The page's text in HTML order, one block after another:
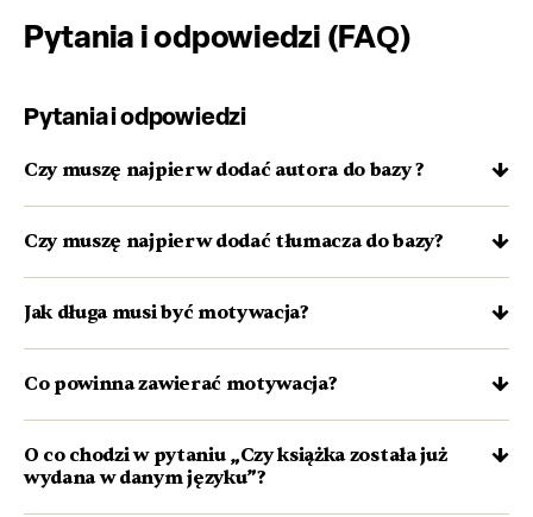
Pytania i odpowiedzi (FAQ)
Pytania i odpowiedzi
Czy muszę najpierw dodać autora do bazy ?
Czy muszę najpierw dodać tłumacza do bazy?
Jak długa musi być motywacja?
Co powinna zawierać motywacja?
O co chodzi w pytaniu „Czy książka została już
wydana w danym języku”?